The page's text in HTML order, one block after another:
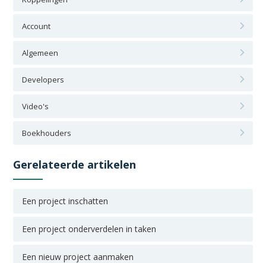
Account
Algemeen
Developers
Video's
Boekhouders
Gerelateerde artikelen
Een project inschatten
Een project onderverdelen in taken
Een nieuw project aanmaken